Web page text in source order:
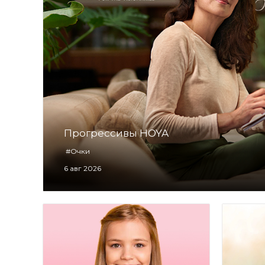
Прогрессивы HOYA
#Очки
6 авг 2026